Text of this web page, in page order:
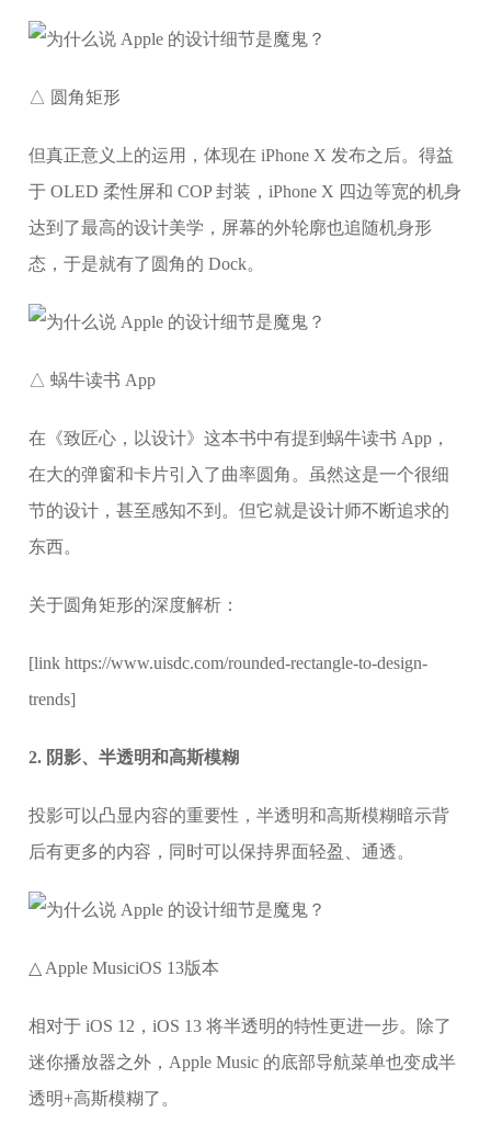
△ 圆角矩形
但真正意义上的运用，体现在 iPhone X 发布之后。得益
于 OLED 柔性屏和 COP 封装，iPhone X 四边等宽的机身
达到了最高的设计美学，屏幕的外轮廓也追随机身形
态，于是就有了圆角的 Dock。
△ 蜗牛读书 App
在《致匠心，以设计》这本书中有提到蜗牛读书 App，
在大的弹窗和卡片引入了曲率圆角。虽然这是一个很细
节的设计，甚至感知不到。但它就是设计师不断追求的
东西。
关于圆角矩形的深度解析：
[link https://www.uisdc.com/rounded-rectangle-to-design-
trends]
2. 阴影、半透明和高斯模糊
投影可以凸显内容的重要性，半透明和高斯模糊暗示背
后有更多的内容，同时可以保持界面轻盈、通透。
△ Apple MusiciOS 13版本
相对于 iOS 12，iOS 13 将半透明的特性更进一步。除了
迷你播放器之外，Apple Music 的底部导航菜单也变成半
透明+高斯模糊了。